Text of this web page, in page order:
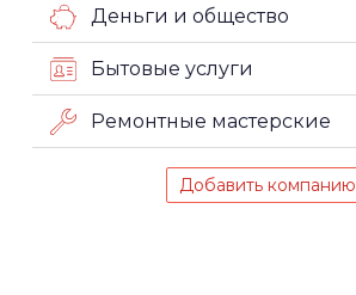
Деньги и общество
Бытовые услуги
Ремонтные мастерские
Добавить компанию